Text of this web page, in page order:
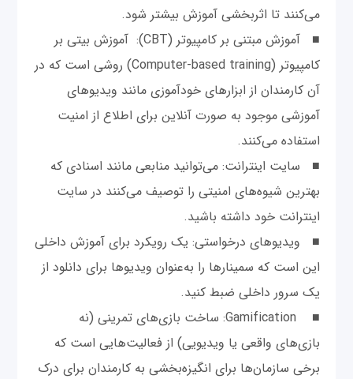
می‌کنند تا اثربخشی آموزش بیشتر شود.
■ آموزش مبتنی بر کامپیوتر (CBT): آموزش بیتی بر
کامپیوتر (Computer-based training) روشی است که در
آن کارمندان از ابزارهای خودآموزی مانند ویدیوهای
آموزشی موجود به صورت آنلاین برای اطلاع از امنیت
استفاده می‌کنند.
■ سایت اینترانت: می‌توانید منابعی مانند اسنادی که
بهترین شیوه‌های امنیتی را توصیف می‌کنند در سایت
اینترانت خود داشته باشید.
■ ویدیوهای درخواستی: یک رویکرد برای آموزش داخلی
این است که سمینارها را به‌عنوان ویدیوها برای دانلود از
یک سرور داخلی ضبط کنید.
■ Gamification: ساخت بازی‌های تمرینی (نه
بازی‌های واقعی یا ویدیویی) از فعالیت‌هایی است که
برخی سازمان‌ها برای انگیزه‌بخشی به کارمندان برای درک